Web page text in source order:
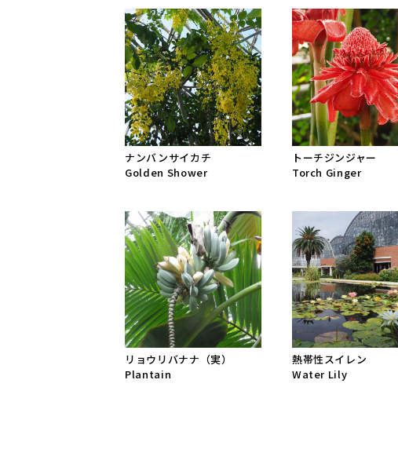
ナンバンサイカチ
Golden Shower
トーチジンジャー
Torch Ginger
リョウリバナナ（実）
Plantain
熱帯性スイレン
Water Lily